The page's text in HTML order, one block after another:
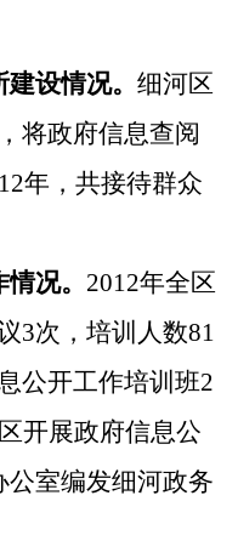
设情况。 细河区
将政府信息查阅
年，共接待群众
况。 2012年全区
3次，培训人数81
公开工作培训班2
开展政府信息公
公室编发细河政务